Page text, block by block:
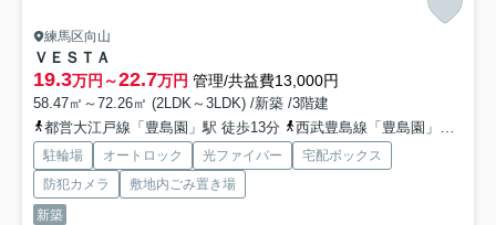
練馬区向山
ＶＥＳＴＡ
19.3万円～22.7万円 管理/共益費13,000円
58.47㎡～72.26㎡ (2LDK～3LDK) /新築 /3階建
都営大江戸線「豊島園」駅 徒歩13分
西武豊島線「豊島園」駅 徒歩12分
駐輪場 オートロック 光ファイバー
宅配ボックス
防犯カメラ
敷地内ごみ置き場
新築